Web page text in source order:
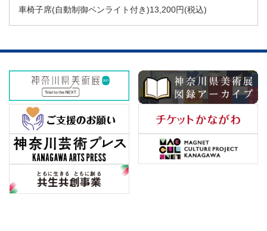
車椅子席(自動制御ペンライト付き)13,200円(税込)